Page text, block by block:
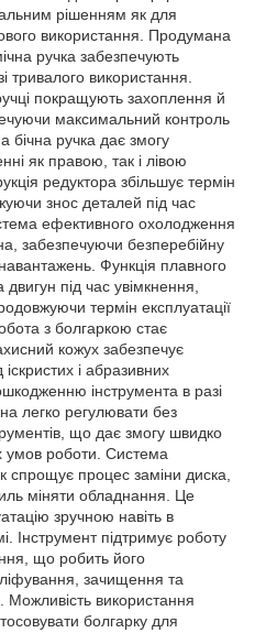
рішенням як для
використання. Продумана
ручка забезпечують
тривалого використання.
покращують захоплення й
максимальний контроль
бічна ручка дає змогу
як правою, так і лівою
редуктора збільшує термін
знос деталей під час
ефективного охолодження
забезпечуючи безперебійну
Функція плавного
під час увімкнення,
термін експлуатації
з болгаркою стає
кожух забезпечує
і абразивних
інструмента в разі
легко регулювати без
що дає змогу швидко
умов роботи. Система
процес заміни диска,
міняти обладнання. Це
зручною навіть в
Інструмент підтримує роботу
що робить його
зачищення та
Можливість використання
болгарку для